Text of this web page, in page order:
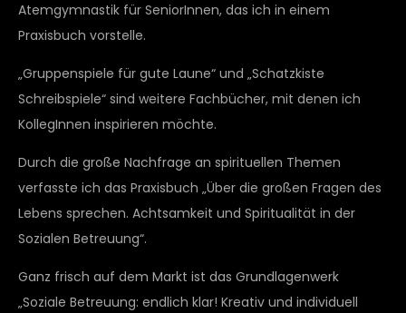
Atemgymnastik für SeniorInnen, das ich in einem
Praxisbuch vorstelle.
„Gruppenspiele für gute Laune“ und „Schatzkiste
Schreibspiele“ sind weitere Fachbücher, mit denen ich
KollegInnen inspirieren möchte.
Durch die große Nachfrage an spirituellen Themen
verfasste ich das Praxisbuch „Über die großen Fragen des
Lebens sprechen. Achtsamkeit und Spiritualität in der
Sozialen Betreuung“.
Ganz frisch auf dem Markt ist das Grundlagenwerk
„Soziale Betreuung: endlich klar! Kreativ und individuell